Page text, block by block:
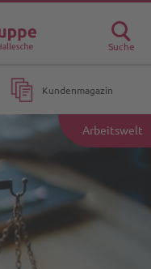
Suche
Kundenmagazin
Arbeitswelt